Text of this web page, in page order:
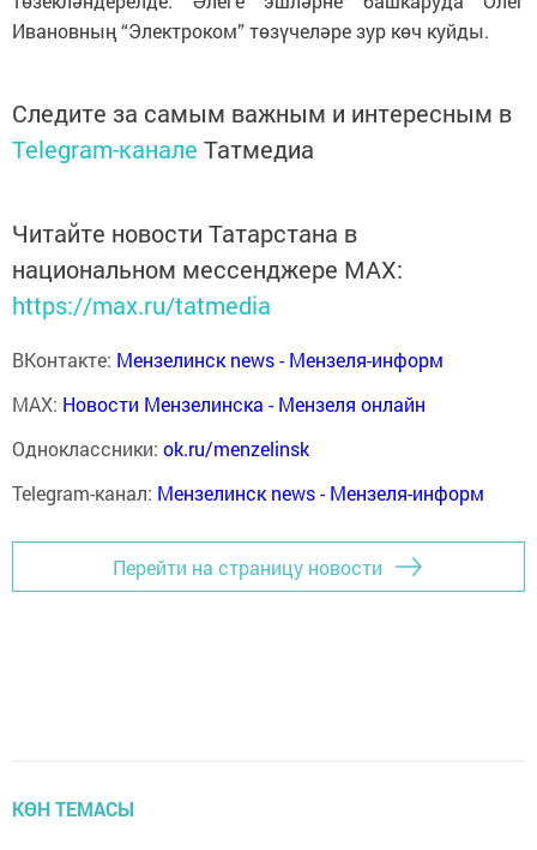
Ивановның “Электроком” төзүчеләре зур көч куйды.
Следите за самым важным и интересным в
Telegram-канале Татмедиа
Читайте новости Татарстана в
национальном мессенджере MАХ:
https://max.ru/tatmedia
ВКонтакте: Мензелинск news - Мензеля-информ
MAX: Новости Мензелинска - Мензеля онлайн
Одноклассники: ok.ru/menzelinsk
Telegram-канал: Мензелинск news - Мензеля-информ
Перейти на страницу новости
КӨН ТЕМАСЫ